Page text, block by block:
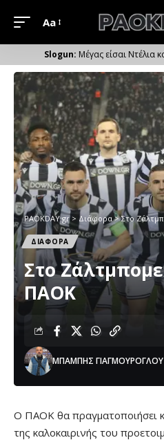
Μέγεθος
Γραμματοσειράς
Aa
Μέγας είσαι Ντέλια
PAOKDAY.gr> Διάφορα>Στο
ΔΙΑΦΟΡΑ
Στο
ΠΑΟΚ
ΜΠΑΜΠΗΣ ΓΙΑΓΜΟΥΡΟΓΛΟΥ
Ο ΠΑΟΚ θα πραγματοποιήσει
της καλοκαιρινής του